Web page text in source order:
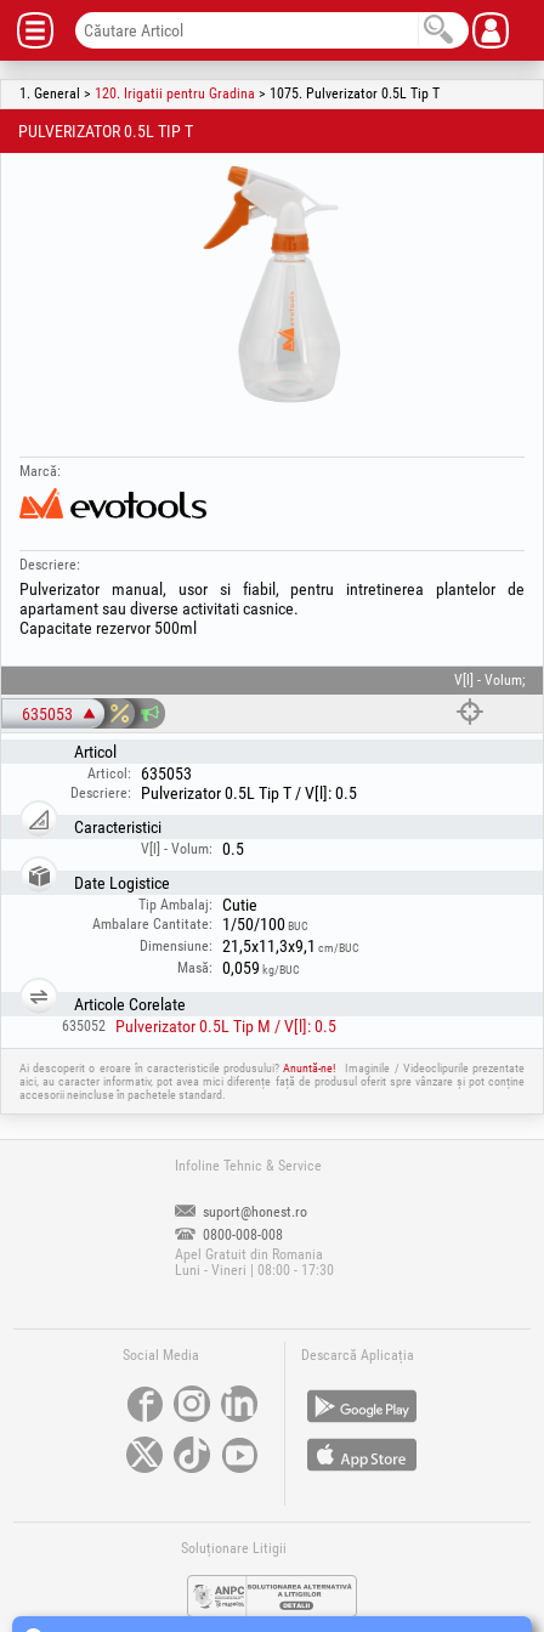
1. General > 120. Irigatii pentru Gradina > 1075. Pulverizator 0.5L Tip T
PULVERIZATOR 0.5L TIP T
Marcă:
Descriere:
Pulverizator manual, usor si fiabil, pentru intretinerea plantelor de
apartament sau diverse activitati casnice.
Capacitate rezervor 500ml
V[l] - Volum;
635053
Articol
Articol: 635053
Descriere:
Pulverizator 0.5L Tip T / V[l]: 0.5
Caracteristici
V[l] - Volum:
0.5
Date Logistice
Tip Ambalaj: Cutie
Ambalare Cantitate: 1/50/100BUC
Dimensiune: 21,5x11,3x9,1 cm/BUC
Masă: 0,059 kg/BUC
Articole Corelate
635052 Pulverizator 0.5L Tip M / V[l]: 0.5
Ai descoperit o eroare în caracteristicile produsului?Anuntă-ne!
Imaginile / Videoclipurile prezentate
aici, au caracter informativ, pot avea mici diferențe față de produsul oferit spre vânzare și pot conține
accesorii neincluse în pachetele standard.
Infoline Tehnic & Service
suport@honest.ro
0800-008-008
Apel Gratuit din Romania
Luni - Vineri | 08:00 - 17:30
Social Media Descarcă Aplicația
Soluționare Litigii